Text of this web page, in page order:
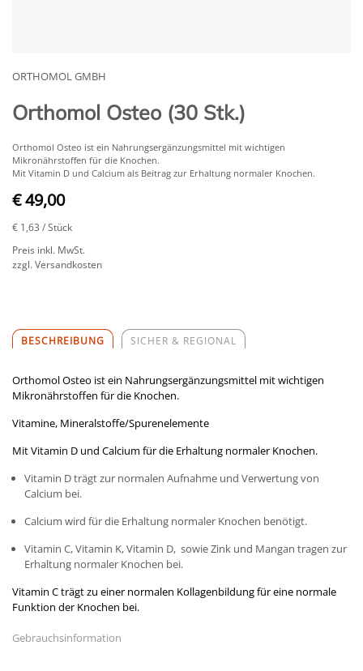
ORTHOMOL GMBH
Orthomol Osteo (30 Stk.)
Orthomol Osteo ist ein Nahrungsergänzungsmittel mit wichtigen
Mikronährstoffen für die Knochen.
Mit Vitamin D und Calcium als Beitrag zur Erhaltung normaler Knochen.
€ 49,00
€ 1,63 / Stück
Preis inkl. MwSt.
zzgl. Versandkosten
BESCHREIBUNG SICHER & REGIONAL
Orthomol Osteo ist ein Nahrungsergänzungsmittel mit wichtigen
Mikronährstoffen für die Knochen.
Vitamine, Mineralstoffe/Spurenelemente
Mit Vitamin D und Calcium für die Erhaltung normaler Knochen.
Vitamin D trägt zur normalen Aufnahme und Verwertung von
Calcium bei.
Calcium wird für die Erhaltung normaler Knochen benötigt.
Vitamin C, Vitamin K, Vitamin D, sowie Zink und Mangan tragen zur
Erhaltung normaler Knochen bei.
Vitamin C trägt zu einer normalen Kollagenbildung für eine normale
Funktion der Knochen bei.
Gebrauchsinformation